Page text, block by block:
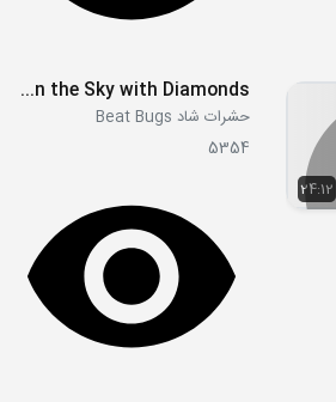
24:12
S01E01 - Help - Lucy in the Sky with Diamonds
حشرات شاد Beat Bugs
5354